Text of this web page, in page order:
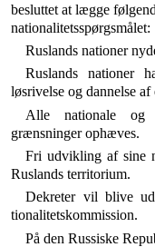
besluttet at lægge
nationalitetsspørgsmålet:
Ruslands nationer
Ruslands nationer
løsrivelse og dannelse
Alle nationale og
grænsninger ophæves.
Fri udvikling af sine
Ruslands territorium.
Dekreter vil blive
tionalitetskommission.
På den Russiske